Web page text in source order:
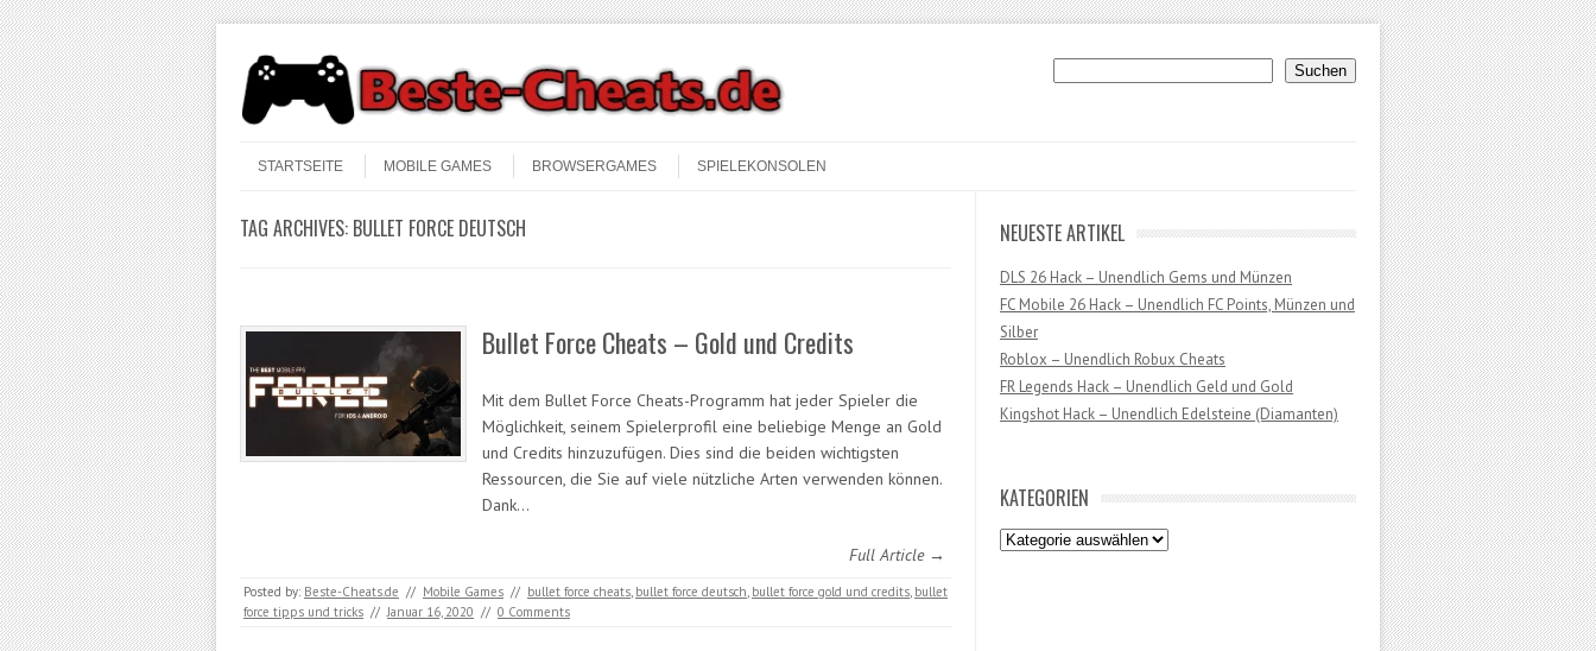
Suchen Suchen
Menu
STARTSEITE
MOBILE GAMES BROWSERGAMES SPIELEKONSOLEN
TAG ARCHIVES: BULLET FORCE DEUTSCH
Bullet Force Cheats – Gold und Credits
Mit dem Bullet Force Cheats-Programm hat jeder Spieler die
Möglichkeit, seinem Spielerprofil eine beliebige Menge an Gold
und Credits hinzuzufügen. Dies sind die beiden wichtigsten
Ressourcen, die Sie auf viele nützliche Arten verwenden können.
Dank…
Full Article →
Posted by: Beste-Cheats.de // Mobile Games // bullet force cheats bullet force deutsch bullet force gold und credits bullet
force tipps und tricks // Januar 16, 2020 // 0 Comments
NEUESTE ARTIKEL
DLS 26 Hack – Unendlich Gems und Münzen
FC Mobile 26 Hack – Unendlich FC Points, Münzen und
Silber
Roblox – Unendlich Robux Cheats
FR Legends Hack – Unendlich Geld und Gold
Kingshot Hack – Unendlich Edelsteine (Diamanten)
KATEGORIEN
Kategorien